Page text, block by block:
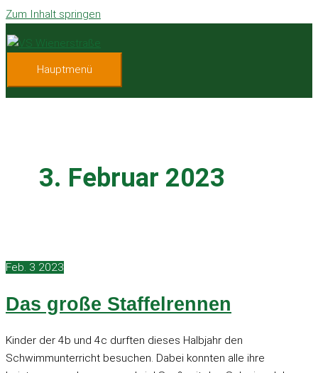
Zum Inhalt springen
Hauptmenü
3. Februar 2023
Feb. 3 2023
Das große Staffelrennen
Kinder der 4b und 4c durften dieses Halbjahr den
Schwimmunterricht besuchen. Dabei konnten alle ihre